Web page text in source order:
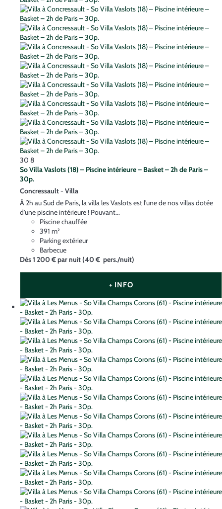
30 8
So Villa Vaslots (18) – Piscine intérieure – Basket – 2h de Paris –
30p.
Concressault - Villa
À 2h au Sud de Paris, la villa les Vaslots est l'une de nos villas dotée
d'une piscine intérieure ! Pouvant...
Piscine chauffée
391 m²
Parking extérieur
Barbecue
Dès1 200 €par nuit(40 € pers./nuit)
+ INFO